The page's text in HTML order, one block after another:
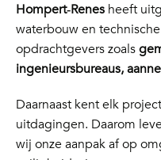
Hompert‑Renesheeft
waterbouw en
opdrachtgevers zoals
ingenieursbureaus,
Daarnaast kent elk
uitdagingen. Daarom
wij onze aanpak af op